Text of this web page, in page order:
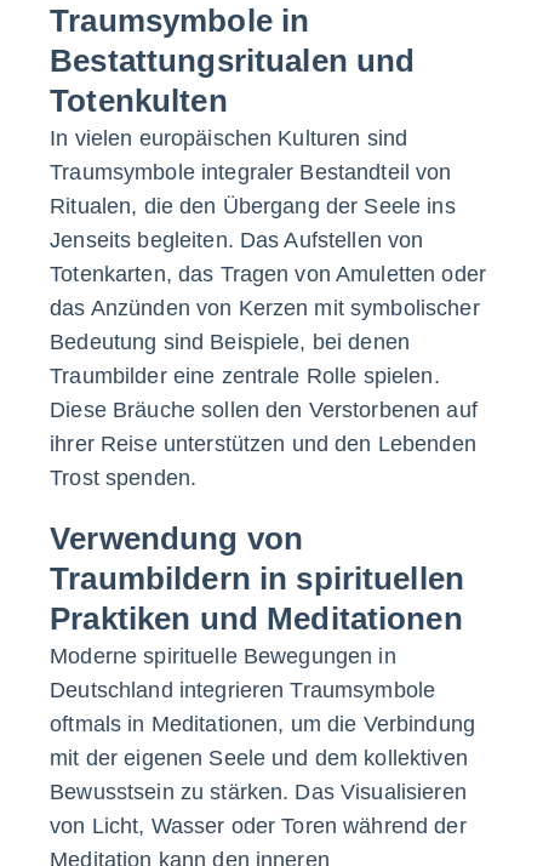
Traumsymbole in
Bestattungsritualen und
Totenkulten
In vielen europäischen Kulturen sind
Traumsymbole integraler Bestandteil von
Ritualen, die den Übergang der Seele ins
Jenseits begleiten. Das Aufstellen von
Totenkarten, das Tragen von Amuletten oder
das Anzünden von Kerzen mit symbolischer
Bedeutung sind Beispiele, bei denen
Traumbilder eine zentrale Rolle spielen.
Diese Bräuche sollen den Verstorbenen auf
ihrer Reise unterstützen und den Lebenden
Trost spenden.
Verwendung von
Traumbildern in spirituellen
Praktiken und Meditationen
Moderne spirituelle Bewegungen in
Deutschland integrieren Traumsymbole
oftmals in Meditationen, um die Verbindung
mit der eigenen Seele und dem kollektiven
Bewusstsein zu stärken. Das Visualisieren
von Licht, Wasser oder Toren während der
Meditation kann den inneren